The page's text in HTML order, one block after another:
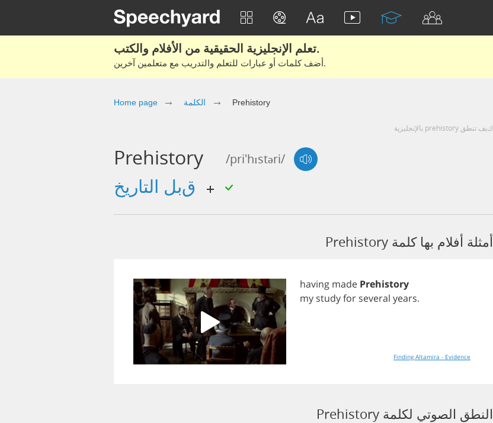
تعلم الإنجليزية الحقيقية من الأفلام والكتب.
أضف كلمات أو عبارات للتعلم والتدريب مع متعلمين آخرين.
Home page الكلمة Prehistory
كيف تنطق prehistory بالإنجليزية
Prehistory /pri'hɪstəri/
أمثلة أفلام بها كلمة Prehistory
having made Prehistory
my studyfor several years.
Finding Altamira - Evidence
النطق الصوتي لكلمة Prehistory